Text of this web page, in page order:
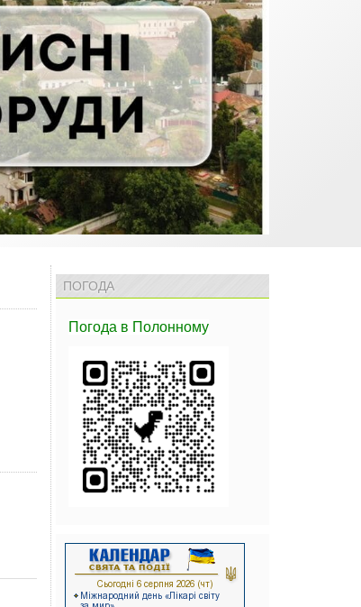
ПОГОДА
Погода в Полонному